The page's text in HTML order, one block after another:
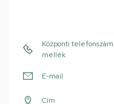
Központi telefonszám,
mellék
E-mail
Cím